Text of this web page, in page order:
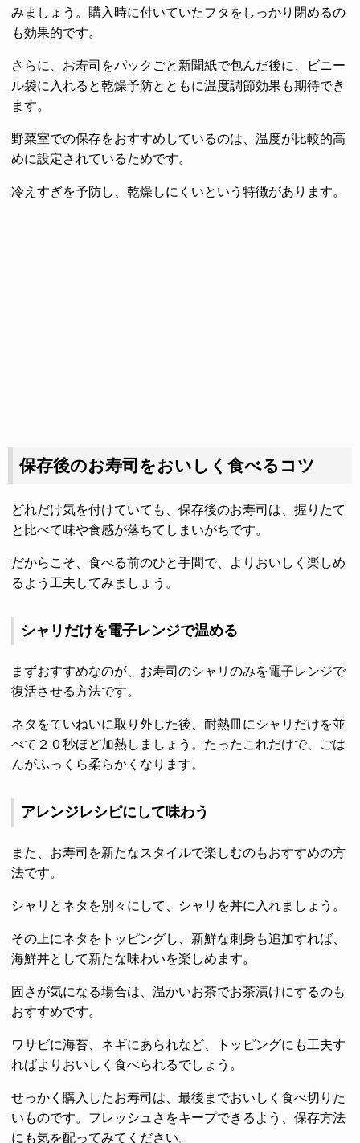
みましょう。購入時に付いていたフタをしっかり閉めるの
も効果的です。
さらに、お寿司をパックごと新聞紙で包んだ後に、ビニー
ル袋に入れると乾燥予防とともに温度調節効果も期待でき
ます。
野菜室での保存をおすすめしているのは、温度が比較的高
めに設定されているためです。
冷えすぎを予防し、乾燥しにくいという特徴があります。
保存後のお寿司をおいしく食べるコツ
どれだけ気を付けていても、保存後のお寿司は、握りたて
と比べて味や食感が落ちてしまいがちです。
だからこそ、食べる前のひと手間で、よりおいしく楽しめ
るよう工夫してみましょう。
シャリだけを電子レンジで温める
まずおすすめなのが、お寿司のシャリのみを電子レンジで
復活させる方法です。
ネタをていねいに取り外した後、耐熱皿にシャリだけを並
べて２０秒ほど加熱しましょう。たったこれだけで、ごは
んがふっくら柔らかくなります。
アレンジレシピにして味わう
また、お寿司を新たなスタイルで楽しむのもおすすめの方
法です。
シャリとネタを別々にして、シャリを丼に入れましょう。
その上にネタをトッピングし、新鮮な刺身も追加すれば、
海鮮丼として新たな味わいを楽しめます。
固さが気になる場合は、温かいお茶でお茶漬けにするのも
おすすめです。
ワサビに海苔、ネギにあられなど、トッピングにも工夫す
ればよりおいしく食べられるでしょう。
せっかく購入したお寿司は、最後までおいしく食べ切りた
いものです。フレッシュさをキープできるよう、保存方法
にも気を配ってみてください。